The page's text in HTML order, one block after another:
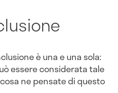
è una e una sola:
essere considerata tale
cosa ne pensate di questo